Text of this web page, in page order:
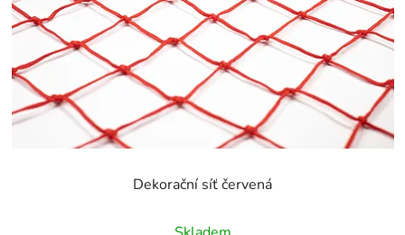
Dekorační síť červená